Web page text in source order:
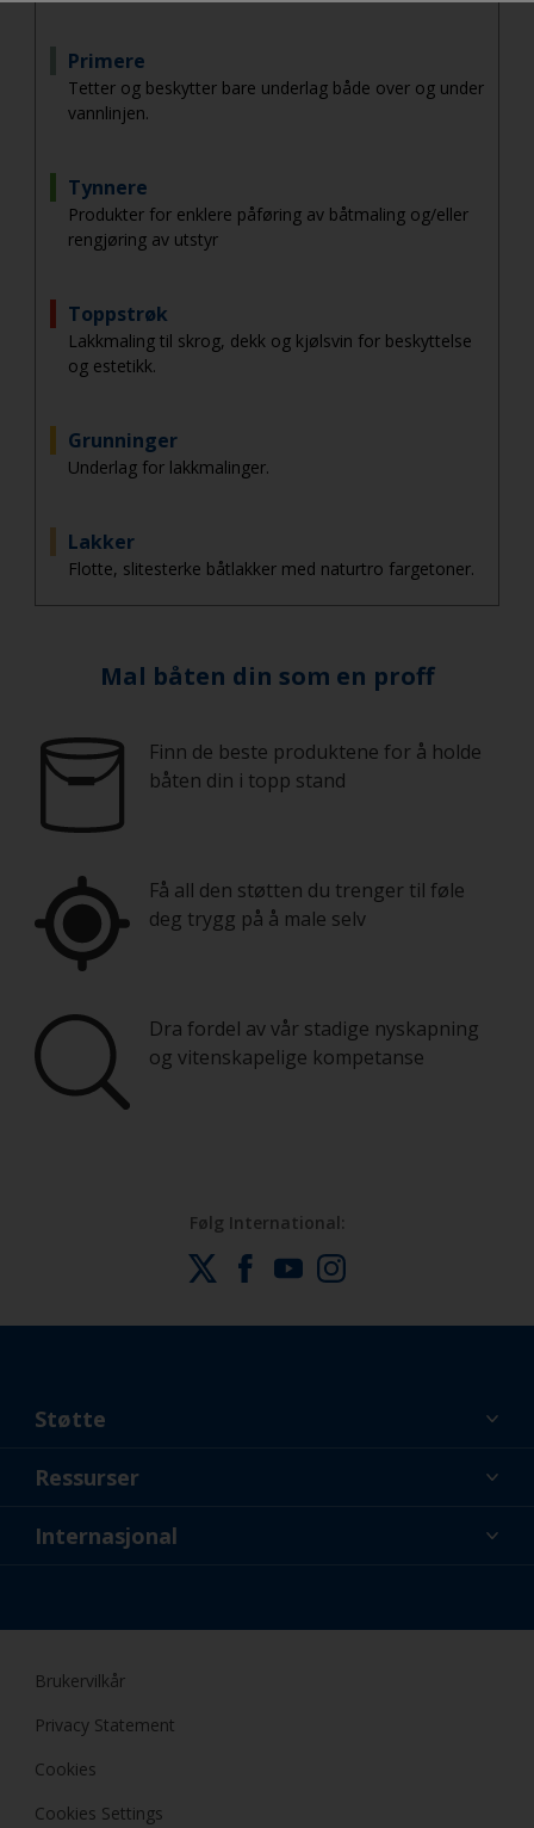
Primere
Tetter og beskytter bare underlag både over og under
vannlinjen.
Tynnere
Produkter for enklere påføring av båtmaling og/eller
rengjøring av utstyr
Toppstrøk
Lakkmaling til skrog, dekk og kjølsvin for beskyttelse
og estetikk.
Grunninger
Underlag for lakkmalinger.
Lakker
Flotte, slitesterke båtlakker med naturtro fargetoner.
Mal båten din som en proff
Finn de beste produktene for å holde
båten din i topp stand
Få all den støtten du trenger til føle
deg trygg på å male selv
Dra fordel av vår stadige nyskapning
og vitenskapelige kompetanse
Følg International:
Støtte
Om oss
Ressurser
Nyheter
Internasjonal
Brukervilkår
Privacy Statement
Cookies
Cookies Settings